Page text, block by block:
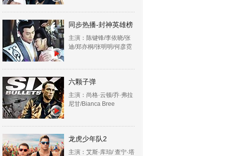
同步热播-封神英雄榜
主演：陈键锋/李依晓/张
迪/郑亦桐/张明明/何彦霓
六颗子弹
主演：尚格·云顿/乔·弗拉
尼甘/Bianca Bree
龙虎少年队2
主演：艾斯·库珀/ 查宁·塔